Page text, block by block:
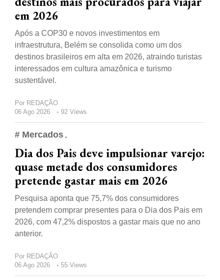
em 2026
Após a COP30 e novos investimentos em
infraestrutura, Belém se consolida como um dos
destinos brasileiros em alta em 2026, atraindo turistas
interessados em cultura amazônica e turismo
sustentável.
Por REDAÇÃO
06 Ago 2026
92 Views
# Mercados
Dia dos Pais deve impulsionar varejo:
quase metade dos consumidores
pretende gastar mais em 2026
Pesquisa aponta que 75,7% dos consumidores
pretendem comprar presentes para o Dia dos Pais em
2026, com 47,2% dispostos a gastar mais que no ano
anterior.
Por REDAÇÃO
06 Ago 2026
55 Views